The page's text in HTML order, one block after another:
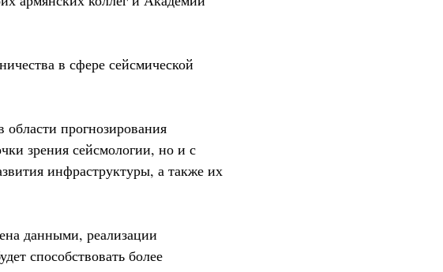
в сфере сейсмической
прогнозирования
зрения сейсмологии, но и с
инфраструктуры, а также их
данными, реализации
способствовать более